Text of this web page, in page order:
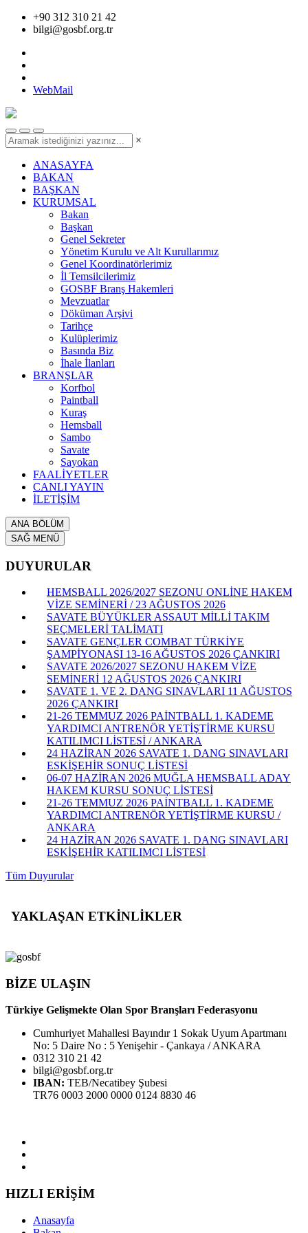
+90 312 310 21 42
bilgi@gosbf.org.tr
WebMail
×
ANASAYFA
BAKAN
BAŞKAN
KURUMSAL
Bakan
Başkan
Genel Sekreter
Yönetim Kurulu ve Alt Kurullarımız
Genel Koordinatörlerimiz
İl Temsilcilerimiz
GOSBF Branş Hakemleri
Mevzuatlar
Döküman Arşivi
Tarihçe
Kulüplerimiz
Basında Biz
İhale İlanları
BRANŞLAR
Korfbol
Paintball
Kuraş
Hemsball
Sambo
Savate
Sayokan
FAALİYETLER
CANLI YAYIN
İLETİŞİM
ANA BÖLÜM
SAĞ MENÜ
DUYURULAR
HEMSBALL 2026/2027 SEZONU ONLİNE HAKEM
VİZE SEMİNERİ / 23 AĞUSTOS 2026
SAVATE BÜYÜKLER ASSAUT MİLLİ TAKIM
SEÇMELERİ TALİMATI
SAVATE GENÇLER COMBAT TÜRKİYE
ŞAMPİYONASI 13-16 AĞUSTOS 2026 ÇANKIRI
SAVATE 2026/2027 SEZONU HAKEM VİZE
SEMİNERİ 12 AĞUSTOS 2026 ÇANKIRI
SAVATE 1. VE 2. DANG SINAVLARI 11 AĞUSTOS
2026 ÇANKIRI
21-26 TEMMUZ 2026 PAİNTBALL 1. KADEME
YARDIMCI ANTRENÖR YETİŞTİRME KURSU
KATILIMCI LİSTESİ / ANKARA
24 HAZİRAN 2026 SAVATE 1. DANG SINAVLARI
ESKİŞEHİR SONUÇ LİSTESİ
06-07 HAZİRAN 2026 MUĞLA HEMSBALL ADAY
HAKEM KURSU SONUÇ LİSTESİ
21-26 TEMMUZ 2026 PAİNTBALL 1. KADEME
YARDIMCI ANTRENÖR YETİŞTİRME KURSU /
ANKARA
24 HAZİRAN 2026 SAVATE 1. DANG SINAVLARI
ESKİŞEHİR KATILIMCI LİSTESİ
Tüm Duyurular
YAKLAŞAN ETKİNLİKLER
BİZE ULAŞIN
Türkiye Gelişmekte Olan Spor Branşları Federasyonu
Cumhuriyet Mahallesi Bayındır 1 Sokak Uyum Apartmanı
No: 5 Daire No : 5 Yenişehir - Çankaya / ANKARA
0312 310 21 42
bilgi@gosbf.org.tr
IBAN: TEB/Necatibey Şubesi
TR76 0003 2000 0000 0124 8830 46
HIZLI ERİŞİM
Anasayfa